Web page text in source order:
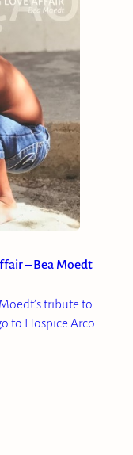
– Bea Moedt
tribute to
to Hospice Arco